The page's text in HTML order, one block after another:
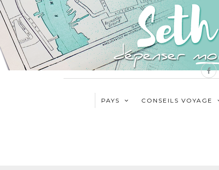
PAYS CONSEILS VOYAGE